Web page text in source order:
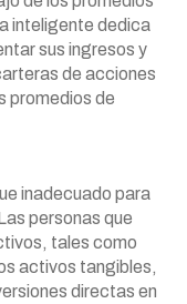
inteligente dedica
sus ingresos y
de acciones
promedios de
inadecuado para
personas que
tales como
activos tangibles,
directas en